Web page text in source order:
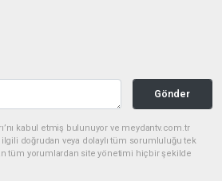
Gönder
kabul etmiş bulunuyor ve meydantv.com.tr
ilgili doğrudan veya dolaylı tüm sorumluluğu tek
tüm yorumlardan site yönetimi hiçbir şekilde